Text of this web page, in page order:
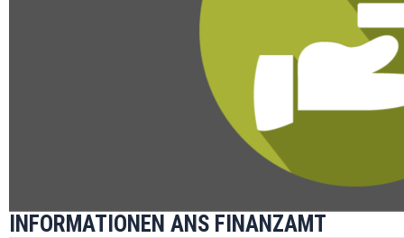
INFORMATIONEN ANS FINANZAMT